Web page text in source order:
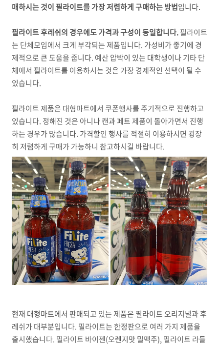
매하시는 것이 필라이트를 가장 저렴하게 구매하는 방법입니다.
필라이트 후레쉬의 경우에도 가격과 구성이 동일합니다.필라이트
는 단체모임에서 크게 부각되는 제품입니다. 가성비가 좋기에 경
제적으로 큰 도움을 줍니다. 예산 압박이 있는 대학생이나 기타 단
체에서 필라이트를 이용하시는 것은 가장 경제적인 선택이 될 수
있습니다.
필라이트 제품은 대형마트에서 쿠폰행사를 주기적으로 진행하고
있습니다. 정해진 것은 아니나 캔과 페트 제품이 돌아가면서 진행
하는 경우가 많습니다. 가격할인 행사를 적절히 이용하시면 굉장
히 저렴하게 구매가 가능하니 참고하시길 바랍니다.
현재 대형마트에서 판매되고 있는 제품은 필라이트 오리지널과 후
레쉬가 대부분입니다. 필라이트는 한정판으로 여러 가지 제품을
출시했습니다. 필라이트 바이젠(오렌지맛 밀맥주), 필라이트 라들